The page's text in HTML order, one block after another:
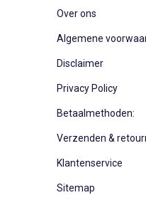
Over ons
Algemene
Disclaimer
Privacy Policy
Betaalmethoden:
Verzenden &
Klantenservice
Sitemap